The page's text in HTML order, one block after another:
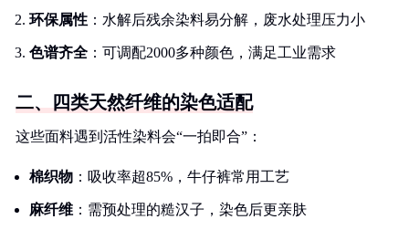
环保属性 ：水解后残余染料易分解，废水处理压力小
色谱齐全 ：可调配2000多种颜色，满足工业需求
二、四类天然纤维的染色适配
这些面料遇到活性染料会“一拍即合”：
棉织物 ：吸收率超85%，牛仔裤常用工艺
麻纤维 ：需预处理的糙汉子，染色后更亲肤